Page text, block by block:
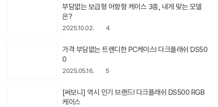
부담없는 보급형 어항형 케이스 3종, 내게 맞는 모델
은?
2025.10.02. 4
가격 부담없는 트렌디한 PC케이스! 다크플래쉬 DS50
0
2025.05.16. 5
[써보니] 역시 인기 브랜드! 다크플래쉬 DS500 RGB
케이스